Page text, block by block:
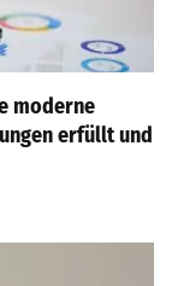
moderne
erfüllt und